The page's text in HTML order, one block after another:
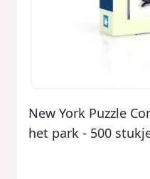
New York Puzzle
het park - 500